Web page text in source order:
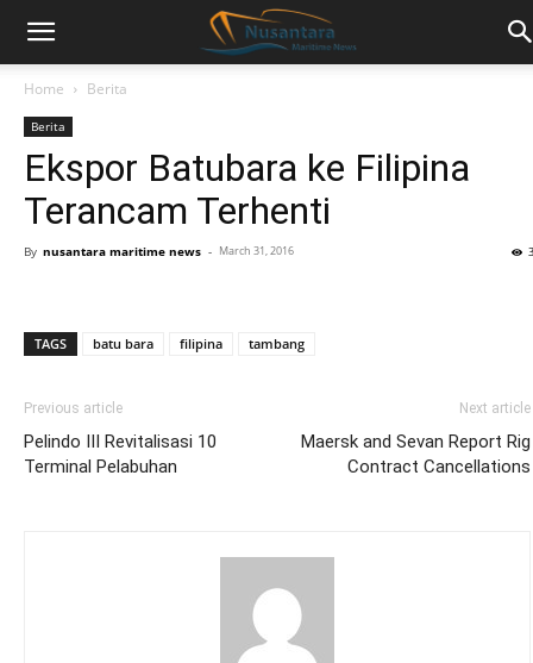
Home Berita
Berita
Ekspor Batubara ke Filipina
Terancam Terhenti
By nusantara maritime news - March 31, 2016
TAGS batu bara filipina tambang
Previous article
Pelindo III Revitalisasi 10
Terminal Pelabuhan
Next article
Maersk and Sevan Report Rig
Contract Cancellations